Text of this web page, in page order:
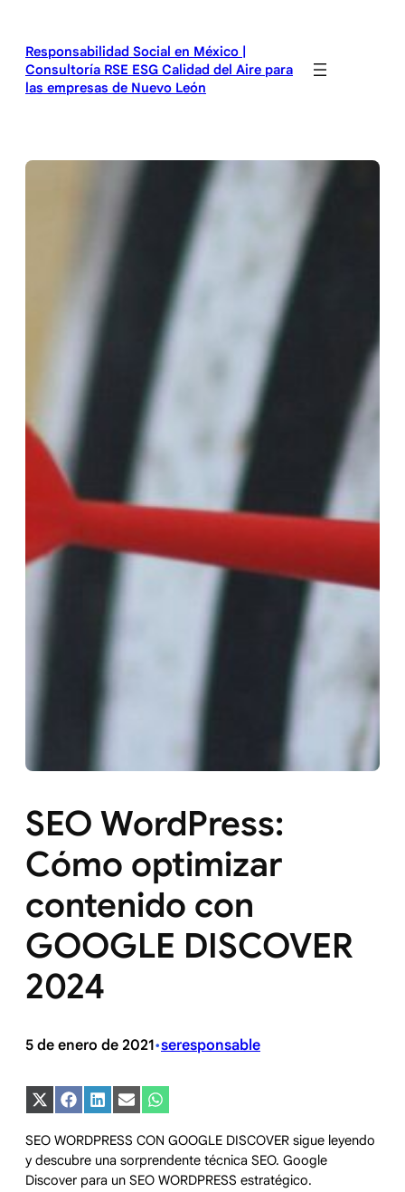
contenido
Responsabilidad Social en México |
Consultoría RSE ESG Calidad del Aire para
las empresas de Nuevo León
SEO WordPress:
Cómo optimizar
contenido con
GOOGLE DISCOVER
2024
5 de enero de 2021•seresponsable
Compartir
en
(Twitter)
Compartir
en
Compartir
en
Compartir
en
Compartir
en
SEO WORDPRESS CON GOOGLE DISCOVER sigue leyendo
y descubre una sorprendente técnica SEO. Google
Discover para un SEO WORDPRESS estratégico.